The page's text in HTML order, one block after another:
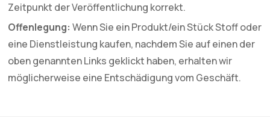
Zeitpunkt der Veröffentlichung korrekt.
Offenlegung: Wenn Sie ein Produkt/ein Stück Stoff oder
eine Dienstleistung kaufen, nachdem Sie auf einen der
oben genannten Links geklickt haben, erhalten wir
möglicherweise eine Entschädigung vom Geschäft.